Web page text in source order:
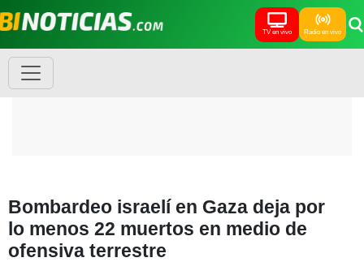
TV en vivo Radio en vivo
Bombardeo israelí en Gaza deja por
lo menos 22 muertos en medio de
ofensiva terrestre